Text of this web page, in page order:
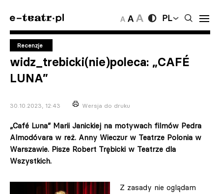
PL
Recenzje
widz_trebicki(nie)poleca: „CAFÉ
LUNA”
30.10.2023, 12:43 Wersja do druku
„Café Luna” Marii Janickiej na motywach filmów Pedra
Almodóvara w reż. Anny Wieczur w Teatrze Polonia w
Warszawie. Pisze Robert Trębicki w Teatrze dla
Wszystkich.
Z zasady nie oglądam